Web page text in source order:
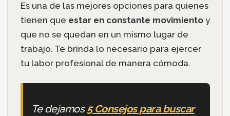
Es una de las mejores opciones para quienes
tienen que estar en constante movimientoy
que no se quedan en un mismo lugar de
trabajo. Te brinda lo necesario para ejercer
tu labor profesional de manera cómoda.
Te dejamos5 Consejos para buscar